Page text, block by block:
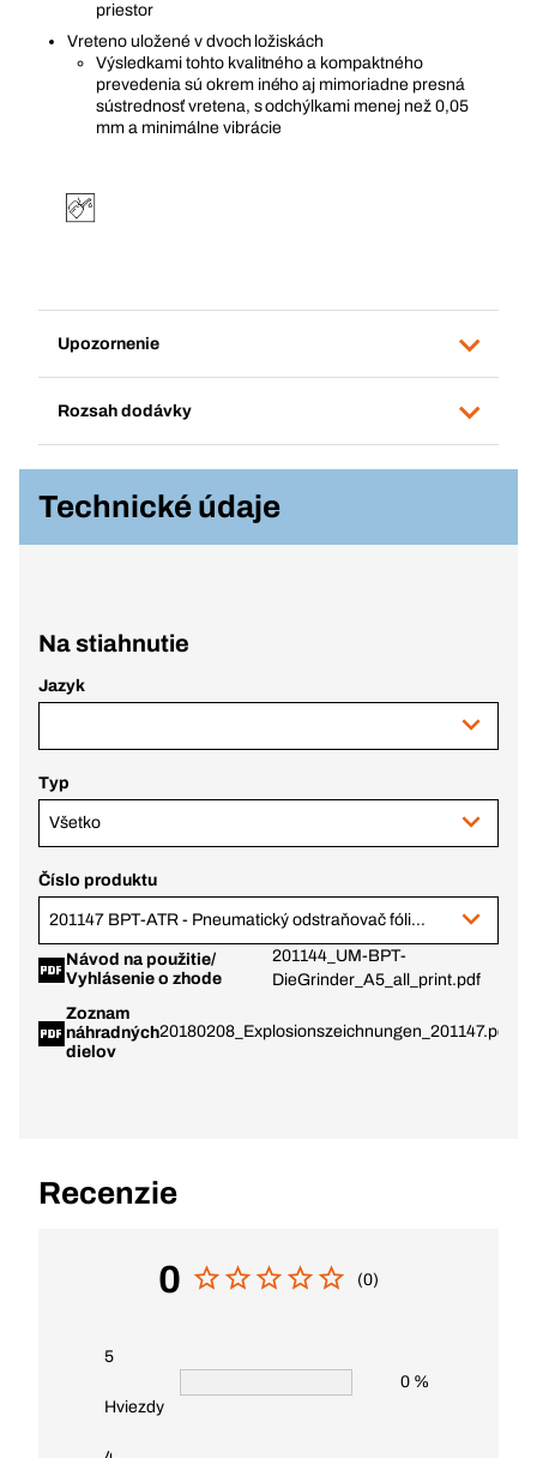
priestor
Vreteno uložené v dvoch ložiskách
Výsledkami tohto kvalitného a kompaktného
prevedenia sú okrem iného aj mimoriadne presná
sústrednosť vretena, s odchýlkami menej než 0,05
mm a minimálne vibrácie
Upozornenie
Rozsah dodávky
Technické údaje
Na stiahnutie
Jazyk
Typ
Všetko
Číslo produktu
201147 BPT-ATR - Pneumatický odstraňovač fólií a lep. pások
Návod na použitie/
Vyhlásenie o zhode
201144_UM-BPT-
DieGrinder_A5_all_print.pdf
Zoznam
náhradných
dielov
20180208_Explosionszeichnungen_201147.pdf
Recenzie
0 (0)
5
Hviezdy
0 %